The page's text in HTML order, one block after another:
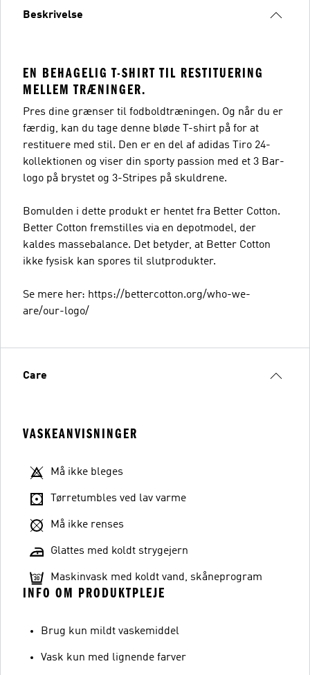
Beskrivelse
EN BEHAGELIG T-SHIRT TIL RESTITUERING
MELLEM TRÆNINGER.
Pres dine grænser til fodboldtræningen. Og når du er
færdig, kan du tage denne bløde T-shirt på for at
restituere med stil. Den er en del af adidas Tiro 24-
kollektionen og viser din sporty passion med et 3 Bar-
logo på brystet og 3-Stripes på skuldrene.
Bomulden i dette produkt er hentet fra Better Cotton.
Better Cotton fremstilles via en depotmodel, der
kaldes massebalance. Det betyder, at Better Cotton
ikke fysisk kan spores til slutprodukter.
Se mere her: https://bettercotton.org/who-we-
are/our-logo/
Care
VASKEANVISNINGER
Må ikke bleges
Tørretumbles ved lav varme
Må ikke renses
Glattes med koldt strygejern
Maskinvask med koldt vand, skåneprogram
INFO OM PRODUKTPLEJE
Brug kun mildt vaskemiddel
Vask kun med lignende farver